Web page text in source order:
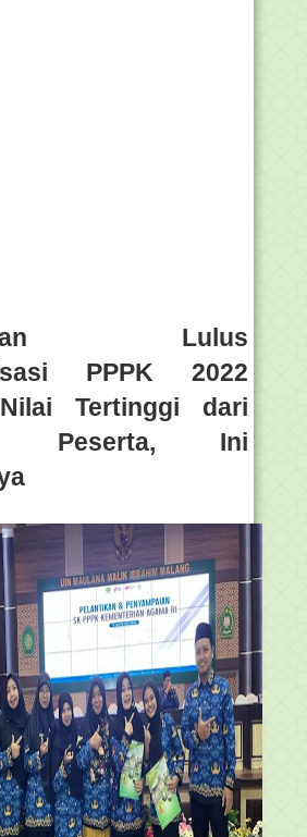
Lulus
PPPK 2022
Tertinggi dari
Peserta, Ini